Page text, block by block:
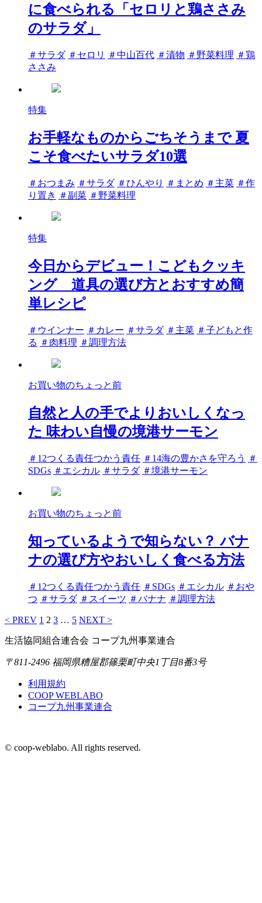
に食べられる「セロリと鶏ささみ
のサラダ」
タ
グ
＃サラダ ＃セロリ ＃中山百代 ＃漬物 ＃野菜料理 ＃鶏
ささみ
特集
お手軽なものからごちそうまで 夏
こそ食べたいサラダ10選
タ
グ
＃おつまみ ＃サラダ ＃ひんやり ＃まとめ ＃主菜 ＃作
り置き ＃副菜 ＃野菜料理
特集
今日からデビュー！こどもクッキ
ング 道具の選び方とおすすめ簡
単レシピ
タ
グ
＃ウインナー ＃カレー ＃サラダ ＃主菜 ＃子どもと作
る ＃肉料理 ＃調理方法
お買い物のちょっと前
自然と人の手でよりおいしくなっ
た 味わい自慢の境港サーモン
タ
グ
＃12つくる責任つかう責任 ＃14海の豊かさを守ろう
＃
SDGs ＃エシカル ＃サラダ ＃境港サーモン
お買い物のちょっと前
知っているようで知らない？ バナ
ナの選び方やおいしく食べる方法
タ
グ
＃12つくる責任つかう責任 ＃SDGs ＃エシカル ＃おや
つ ＃サラダ ＃スイーツ ＃バナナ ＃調理方法
投
稿
ナ
ョ
< PREV ペ
ジ
1 ペ
ジ
2 ペ
ジ
3 … ペ
ジ
5 NEXT >
生活協同組合連合会 コープ九州事業連合
〒811-2496 福岡県糟屋郡篠栗町中央1丁目8番3号
利用規約
COOP WEBLABO
コープ九州事業連合
© coop-weblabo. All rights reserved.